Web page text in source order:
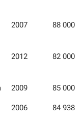
2007 88 000
2012 82 000
2009 85 000
2006 84 938